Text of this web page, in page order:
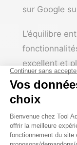
sur Google
L’équilibre
excellent et
à Toporder
la
De